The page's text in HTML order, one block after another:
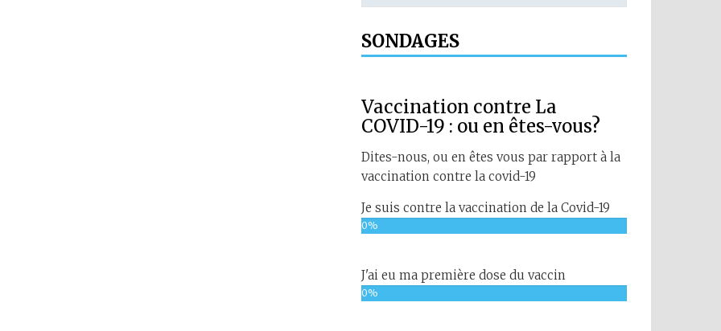
SONDAGES
Vaccination contre La
COVID-19 : ou en êtes-vous?
Dites-nous, ou en êtes vous par rapport à la
vaccination contre la covid-19
Je suis contre la vaccination de la Covid-19
0%
J'ai eu ma première dose du vaccin
0%